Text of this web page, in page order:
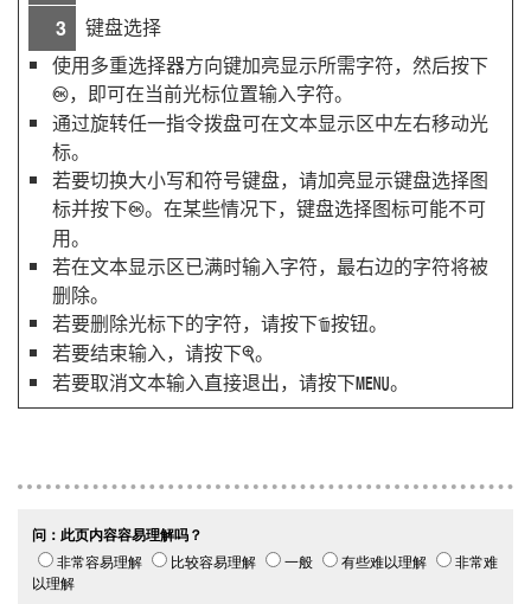
3
键盘选择
使用多重选择器方向键加亮显示所需字符，然后按下
J，即可在当前光标位置输入字符。
通过旋转任一指令拨盘可在文本显示区中左右移动光
标。
若要切换大小写和符号键盘，请加亮显示键盘选择图
标并按下J。在某些情况下，键盘选择图标可能不可
用。
若在文本显示区已满时输入字符，最右边的字符将被
删除。
若要删除光标下的字符，请按下O按钮。
若要结束输入，请按下X。
若要取消文本输入直接退出，请按下G。